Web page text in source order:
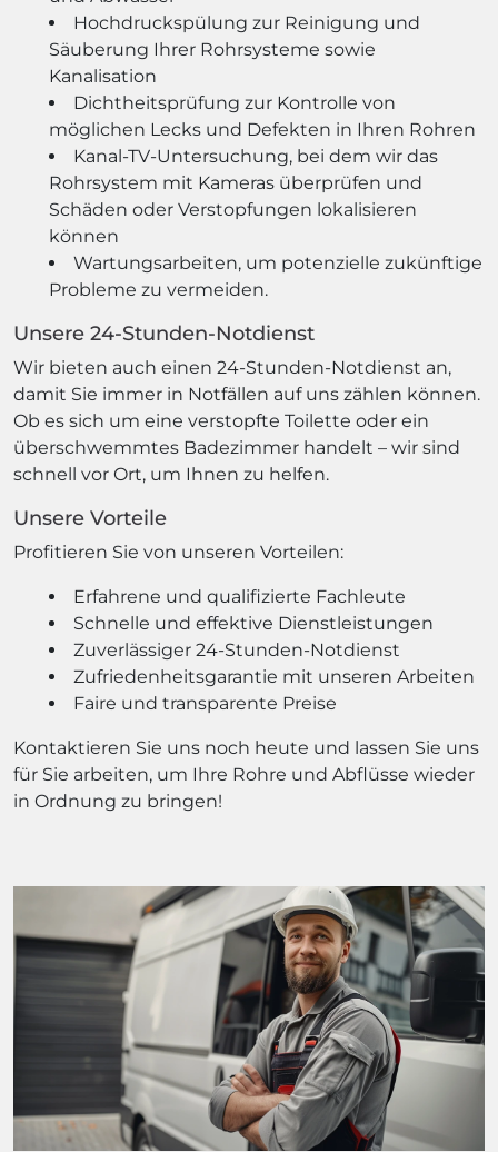
Hochdruckspülung zur Reinigung und
Säuberung Ihrer Rohrsysteme sowie
Kanalisation
Dichtheitsprüfung zur Kontrolle von
möglichen Lecks und Defekten in Ihren Rohren
Kanal-TV-Untersuchung, bei dem wir das
Rohrsystem mit Kameras überprüfen und
Schäden oder Verstopfungen lokalisieren
können
Wartungsarbeiten, um potenzielle zukünftige
Probleme zu vermeiden.
Unsere 24-Stunden-Notdienst
Wir bieten auch einen 24-Stunden-Notdienst an,
damit Sie immer in Notfällen auf uns zählen können.
Ob es sich um eine verstopfte Toilette oder ein
überschwemmtes Badezimmer handelt – wir sind
schnell vor Ort, um Ihnen zu helfen.
Unsere Vorteile
Profitieren Sie von unseren Vorteilen:
Erfahrene und qualifizierte Fachleute
Schnelle und effektive Dienstleistungen
Zuverlässiger 24-Stunden-Notdienst
Zufriedenheitsgarantie mit unseren Arbeiten
Faire und transparente Preise
Kontaktieren Sie uns noch heute und lassen Sie uns
für Sie arbeiten, um Ihre Rohre und Abflüsse wieder
in Ordnung zu bringen!